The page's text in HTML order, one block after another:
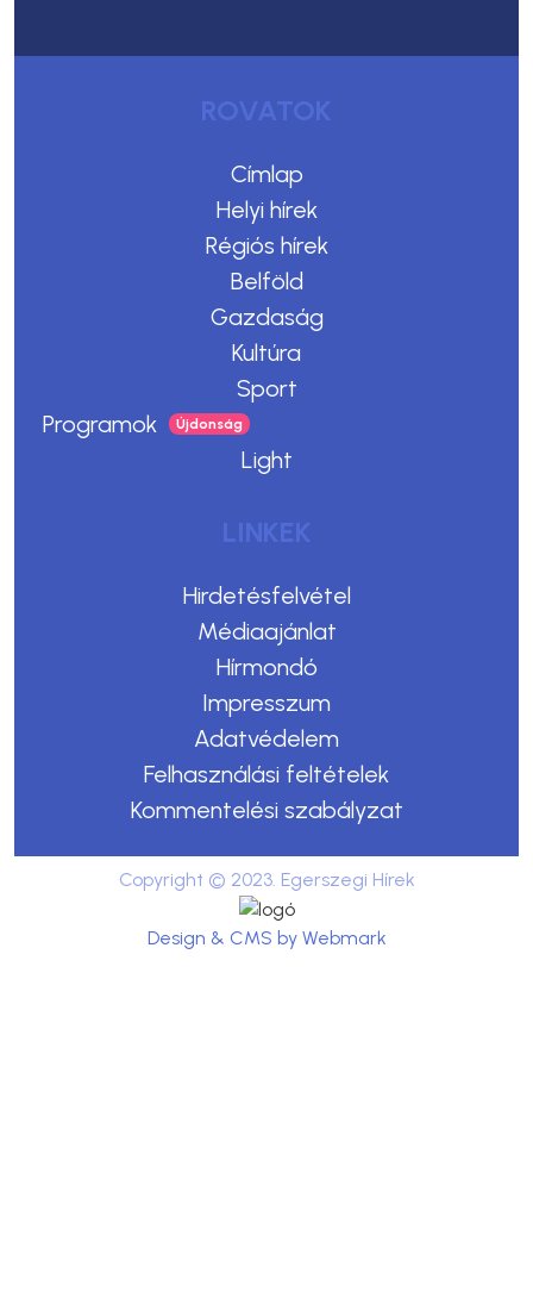
ROVATOK
Címlap
Helyi hírek
Régiós hírek
Belföld
Gazdaság
Kultúra
Sport
Programok
Light
LINKEK
Hirdetésfelvétel
Médiaajánlat
Hírmondó
Impresszum
Adatvédelem
Felhasználási feltételek
Kommentelési szabályzat
Copyright © 2023. Egerszegi Hírek
Design & CMS by Webmark